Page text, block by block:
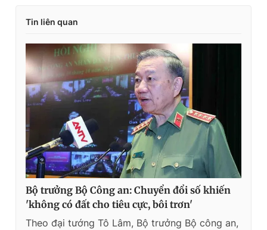
e
t
T
i
t
o
n
Tin liên quan
Bộ trưởng Bộ Công an: Chuyển đổi số khiến
'không có đất cho tiêu cực, bôi trơn'
Theo đại tướng Tô Lâm, Bộ trưởng Bộ công an,